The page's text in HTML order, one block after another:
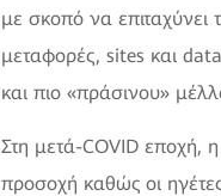
με σκοπό να
μεταφορές, sites και
και πιο «πράσινου»
Στη μετά-COVID εποχή,
προσοχή καθώς οι